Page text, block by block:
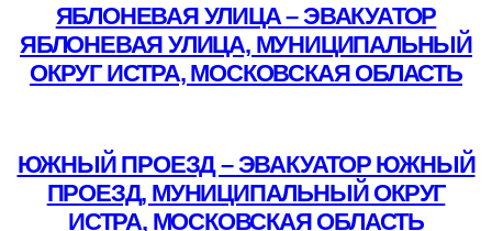
ЯБЛОНЕВАЯ УЛИЦА – ЭВАКУАТОР
ЯБЛОНЕВАЯ УЛИЦА, МУНИЦИПАЛЬНЫЙ
ОКРУГ ИСТРА, МОСКОВСКАЯ ОБЛАСТЬ
ЮЖНЫЙ ПРОЕЗД – ЭВАКУАТОР ЮЖНЫЙ
ПРОЕЗД, МУНИЦИПАЛЬНЫЙ ОКРУГ
ИСТРА, МОСКОВСКАЯ ОБЛАСТЬ